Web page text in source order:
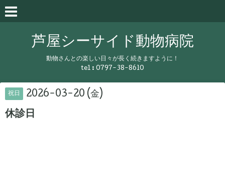
芦屋シーサイド動物病院
動物さんとの楽しい日々が長く続きますように！
tel : 0797-38-8610
祝日 2026-03-20 (金)
休診日